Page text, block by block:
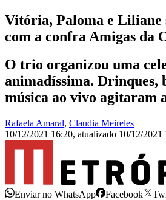
Vitória, Paloma e Liliane
com a confra Amigas da
O trio organizou uma
animadíssima. Drinques,
música ao vivo agitaram
Rafaela Amaral, Claudia Meireles
10/12/2021 16:20, atualizado 10/12/2021
Enviar no WhatsApp Facebook